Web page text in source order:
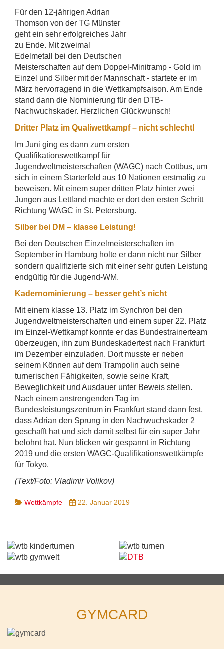
Für den 12-jährigen Adrian
Thomson von der TG Münster
geht ein sehr erfolgreiches Jahr
zu Ende. Mit zweimal
Edelmetall bei den Deutschen
Meisterschaften auf dem Doppel-Minitramp - Gold im
Einzel und Silber mit der Mannschaft - startete er im
März hervorragend in die Wettkampfsaison. Am Ende
stand dann die Nominierung für den DTB-
Nachwuchskader. Herzlichen Glückwunsch!
Dritter Platz im Qualiwettkampf – nicht schlecht!
Im Juni ging es dann zum ersten
Qualifikationswettkampf für
Jugendweltmeisterschaften (WAGC) nach Cottbus, um
sich in einem Starterfeld aus 10 Nationen erstmalig zu
beweisen. Mit einem super dritten Platz hinter zwei
Jungen aus Lettland machte er dort den ersten Schritt
Richtung WAGC in St. Petersburg.
Silber bei DM – klasse Leistung!
Bei den Deutschen Einzelmeisterschaften im
September in Hamburg holte er dann nicht nur Silber
sondern qualifizierte sich mit einer sehr guten Leistung
endgültig für die Jugend-WM.
Kadernominierung – besser geht’s nicht
Mit einem klasse 13. Platz im Synchron bei den
Jugendweltmeisterschaften und einem super 22. Platz
im Einzel-Wettkampf konnte er das Bundestrainerteam
überzeugen, ihn zum Bundeskadertest nach Frankfurt
im Dezember einzuladen. Dort musste er neben
seinem Können auf dem Trampolin auch seine
turnerischen Fähigkeiten, sowie seine Kraft,
Beweglichkeit und Ausdauer unter Beweis stellen.
Nach einem anstrengenden Tag im
Bundesleistungszentrum in Frankfurt stand dann fest,
dass Adrian den Sprung in den Nachwuchskader 2
geschafft hat und sich damit selbst für ein super Jahr
belohnt hat. Nun blicken wir gespannt in Richtung
2019 und die ersten WAGC-Qualifikationswettkämpfe
für Tokyo.
(Text/Foto: Vladimir Volikov)
Wettkämpfe 22. Januar 2019
GYMCARD